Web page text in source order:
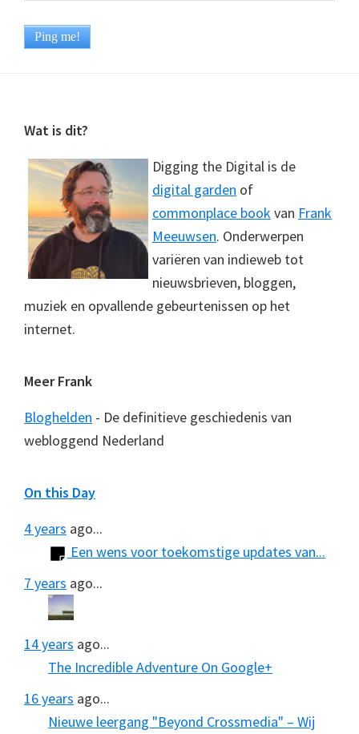
Footer
Wat is dit?
Digging the Digital is de
digital garden of
commonplace bookvan Frank
Meeuwsen. Onderwerpen
variëren van indieweb tot
nieuwsbrieven, bloggen,
muziek en opvallende gebeurtenissen op het
internet.
Meer Frank
Bloghelden - De definitieve geschiedenis van
webloggend Nederland
On this Day
4 years ago...
Een wens voor toekomstige updates van...
7 years ago...
14 years ago...
The Incredible Adventure On Google+
16 years ago...
Nieuwe leergang "Beyond Crossmedia" – Wij